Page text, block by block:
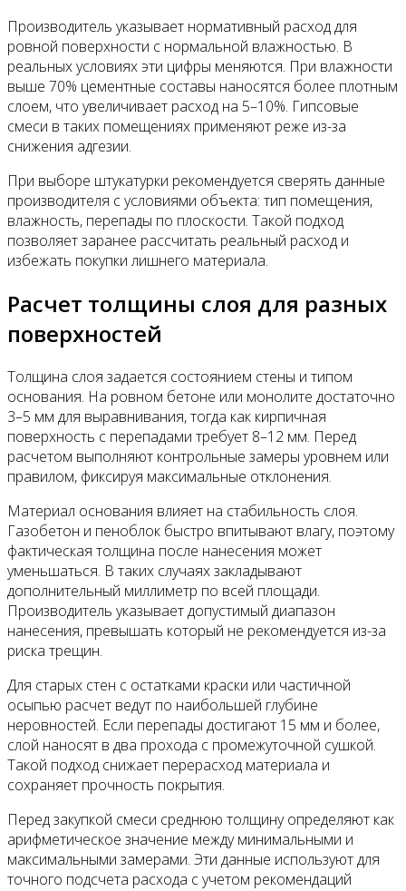
Производитель указывает нормативный расход для
ровной поверхности с нормальной влажностью. В
реальных условиях эти цифры меняются. При влажности
выше 70% цементные составы наносятся более плотным
слоем, что увеличивает расход на 5–10%. Гипсовые
смеси в таких помещениях применяют реже из-за
снижения адгезии.
При выборе штукатурки рекомендуется сверять данные
производителя с условиями объекта: тип помещения,
влажность, перепады по плоскости. Такой подход
позволяет заранее рассчитать реальный расход и
избежать покупки лишнего материала.
Расчет толщины слоя для разных
поверхностей
Толщина слоя задается состоянием стены и типом
основания. На ровном бетоне или монолите достаточно
3–5 мм для выравнивания, тогда как кирпичная
поверхность с перепадами требует 8–12 мм. Перед
расчетом выполняют контрольные замеры уровнем или
правилом, фиксируя максимальные отклонения.
Материал основания влияет на стабильность слоя.
Газобетон и пеноблок быстро впитывают влагу, поэтому
фактическая толщина после нанесения может
уменьшаться. В таких случаях закладывают
дополнительный миллиметр по всей площади.
Производитель указывает допустимый диапазон
нанесения, превышать который не рекомендуется из-за
риска трещин.
Для старых стен с остатками краски или частичной
осыпью расчет ведут по наибольшей глубине
неровностей. Если перепады достигают 15 мм и более,
слой наносят в два прохода с промежуточной сушкой.
Такой подход снижает перерасход материала и
сохраняет прочность покрытия.
Перед закупкой смеси среднюю толщину определяют как
арифметическое значение между минимальными и
максимальными замерами. Эти данные используют для
точного подсчета расхода с учетом рекомендаций